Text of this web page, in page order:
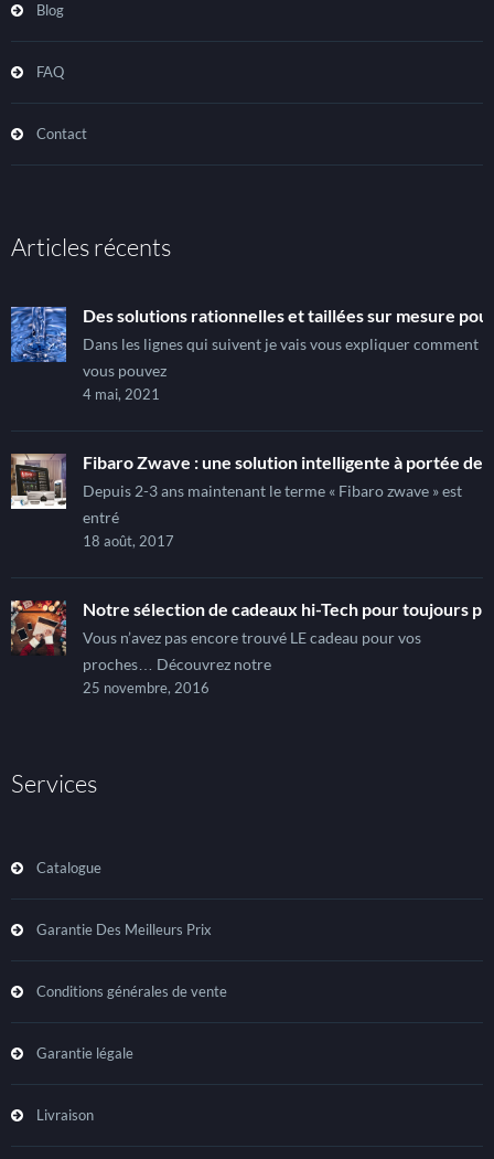
Blog
FAQ
Contact
Articles récents
Des solutions rationnelles et taillées sur mesure
Dans les lignes qui suivent je vais vous expliquer comment
vous pouvez
4 mai, 2021
Fibaro Zwave : une solution intelligente à portée de
Depuis 2-3 ans maintenant le terme « Fibaro zwave » est
entré
18 août, 2017
Notre sélection de cadeaux hi-Tech pour toujours
Vous n’avez pas encore trouvé LE cadeau pour vos
proches… Découvrez notre
25 novembre, 2016
Services
Catalogue
Garantie Des Meilleurs Prix
Conditions générales de vente
Garantie légale
Livraison